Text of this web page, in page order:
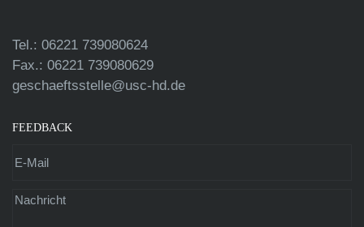
Tel.: 06221 739080624
Fax.: 06221 739080629
geschaeftsstelle@usc-hd.de
FEEDBACK